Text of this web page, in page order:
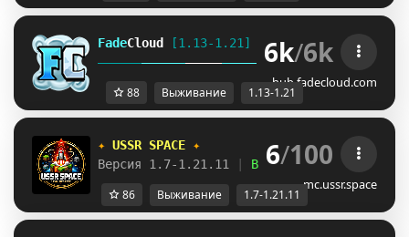
FadeCloud [1.13-1.21] PRISON GENS
6k/6k
hub.fadecloud.com
88 Выживание 1.13-1.21
✦ USSR SPACE ✦
Версия 1.7-1.21.11
Выживание | Приваты
6/100
mc.ussr.space
86 Выживание 1.7-1.21.11